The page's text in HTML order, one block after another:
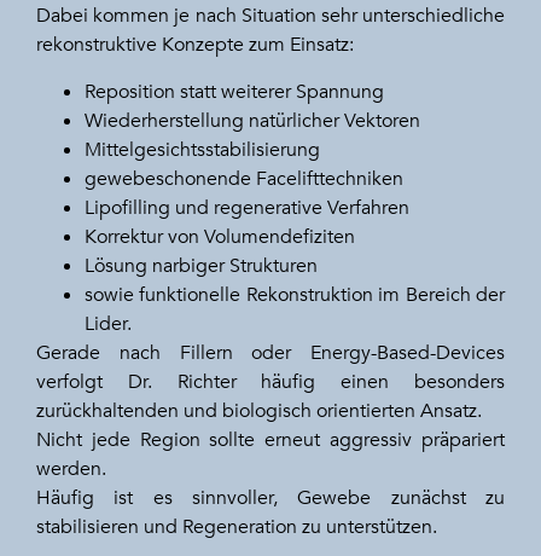
Dabei kommen je nach Situation sehr unterschiedliche
rekonstruktive Konzepte zum Einsatz:
Reposition statt weiterer Spannung
Wiederherstellung natürlicher Vektoren
Mittelgesichtsstabilisierung
gewebeschonende Facelifttechniken
Lipofilling und regenerative Verfahren
Korrektur von Volumendefiziten
Lösung narbiger Strukturen
sowie funktionelle Rekonstruktion im Bereich der
Lider.
Gerade nach Fillern oder Energy-Based-Devices
verfolgt Dr. Richter häufig einen besonders
zurückhaltenden und biologisch orientierten Ansatz.
Nicht jede Region sollte erneut aggressiv präpariert
werden.
Häufig ist es sinnvoller, Gewebe zunächst zu
stabilisieren und Regeneration zu unterstützen.